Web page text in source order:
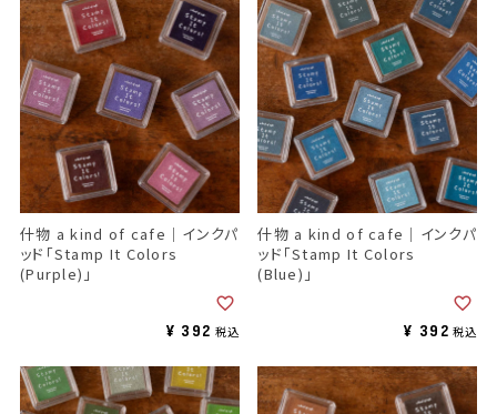
什物 a kind of cafe｜インクパ
ッド「Stamp It Colors
(Purple)」
¥ 392 税込
什物 a kind of cafe｜インクパ
ッド「Stamp It Colors
(Blue)」
¥ 392 税込